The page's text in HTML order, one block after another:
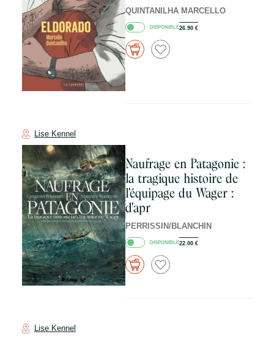
QUINTANILHA MARCELLO
DISPONIBLE26.90 €
Lise Kennel
Naufrage en Patagonie :
la tragique histoire de
l'équipage du Wager :
d'apr
PERRISSIN/BLANCHIN
DISPONIBLE22.00 €
Lise Kennel